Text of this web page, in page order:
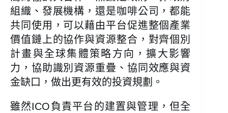
組織、發展機構，還是咖啡公司，都能
共同使用，可以藉由平台促進整個產業
價值鏈上的協作與資源整合，對齊個別
計畫與全球集體策略方向，擴大影響
力，協助識別資源重疊、協同效應與資
金缺口，做出更有效的投資規劃。
雖然ICO負責平台的建置與管理，但全